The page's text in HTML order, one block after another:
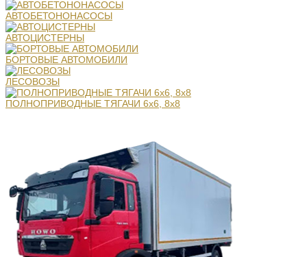
АВТОБЕТОНОНАСОСЫ
АВТОЦИСТЕРНЫ
БОРТОВЫЕ АВТОМОБИЛИ
ЛЕСОВОЗЫ
ПОЛНОПРИВОДНЫЕ ТЯГАЧИ 6х6, 8х8